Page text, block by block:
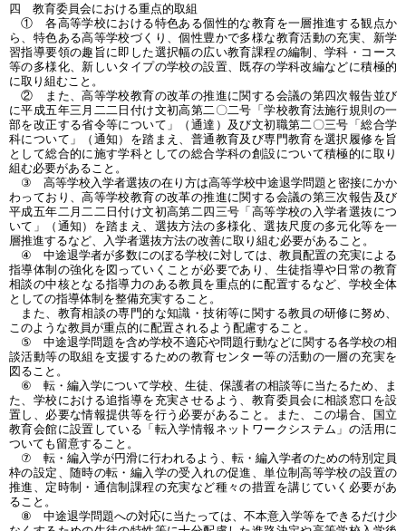
四 教育委員会における重点的取組
① 各高等学校における特色ある個性的な教育を一層推進する観点か
ら、特色ある高等学校づくり、個性豊かで多様な教育活動の充実、新学
習指導要領の趣旨に即した選択幅の広い教育課程の編制、学科・コース
等の多様化、新しいタイプの学校の設置、既存の学科改編などに積極的
に取り組むこと。
② また、高等学校教育の改革の推進に関する会議の第四次報告並び
に平成五年三月二二日付け文初高第二〇二号「学校教育法施行規則の一
部を改正する省令等について」（通達）及び文初職第二〇三号「総合学
科について」（通知）を踏まえ、普通教育及び専門教育を選択履修を旨
として総合的に施す学科としての総合学科の創設について積極的に取り
組む必要があること。
③ 高等学校入学者選抜の在り方は高等学校中途退学問題と密接にかか
わっており、高等学校教育の改革の推進に関する会議の第三次報告及び
平成五年二月二二日付け文初高第二四三号「高等学校の入学者選抜につ
いて」（通知）を踏まえ、選抜方法の多様化、選抜尺度の多元化等を一
層推進するなど、入学者選抜方法の改善に取り組む必要があること。
④ 中途退学者が多数にのぼる学校に対しては、教員配置の充実による
指導体制の強化を図っていくことが必要であり、生徒指導や日常の教育
相談の中核となる指導力のある教員を重点的に配置するなど、学校全体
としての指導体制を整備充実すること。
また、教育相談の専門的な知識・技術等に関する教員の研修に努め、
このような教員が重点的に配置されるよう配慮すること。
⑤ 中途退学問題を含め学校不適応や問題行動などに関する各学校の相
談活動等の取組を支援するための教育センター等の活動の一層の充実を
図ること。
⑥ 転・編入学について学校、生徒、保護者の相談等に当たるため、ま
た、学校における追指導を充実させるよう、教育委員会に相談窓口を設
置し、必要な情報提供等を行う必要があること。また、この場合、国立
教育会館に設置している「転入学情報ネットワークシステム」の活用に
ついても留意すること。
⑦ 転・編入学が円滑に行われるよう、転・編入学者のための特別定員
枠の設定、随時の転・編入学の受入れの促進、単位制高等学校の設置の
推進、定時制・通信制課程の充実など種々の措置を講じていく必要があ
ること。
⑧ 中途退学問題への対応に当たっては、不本意入学等をできるだけ少